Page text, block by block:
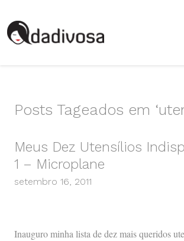
Posts Tageados em
Meus Dez Utensílios
1 – Microplane
setembro 16, 2011
Inauguro minha lista de dez mais queridos